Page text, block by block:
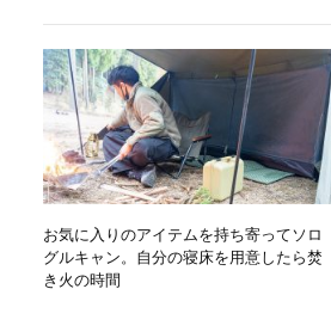
お気に入りのアイテムを持ち寄ってソロ
グルキャン。自分の寝床を用意したら焚
き火の時間